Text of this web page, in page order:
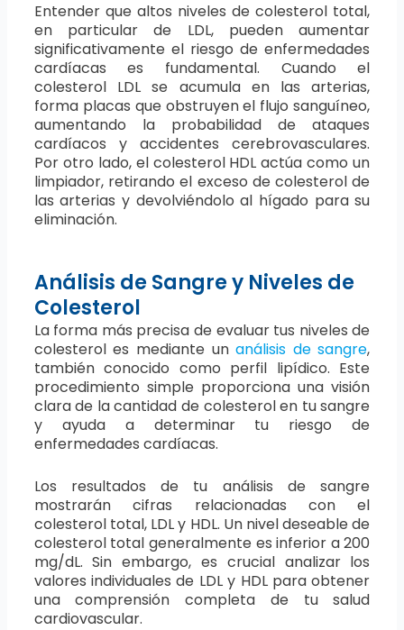
Entender que altos niveles de colesterol total,
en particular de LDL, pueden aumentar
significativamente el riesgo de enfermedades
cardíacas es fundamental. Cuando el
colesterol LDL se acumula en las arterias,
forma placas que obstruyen el flujo sanguíneo,
aumentando la probabilidad de ataques
cardíacos y accidentes cerebrovasculares.
Por otro lado, el colesterol HDL actúa como un
limpiador, retirando el exceso de colesterol de
las arterias y devolviéndolo al hígado para su
eliminación.
Análisis de Sangre y Niveles de
Colesterol
La forma más precisa de evaluar tus niveles de
colesterol es mediante unanálisis de sangre,
también conocido como perfil lipídico. Este
procedimiento simple proporciona una visión
clara de la cantidad de colesterol en tu sangre
y ayuda a determinar tu riesgo de
enfermedades cardíacas.
Los resultados de tu análisis de sangre
mostrarán cifras relacionadas con el
colesterol total, LDL y HDL. Un nivel deseable de
colesterol total generalmente es inferior a 200
mg/dL. Sin embargo, es crucial analizar los
valores individuales de LDL y HDL para obtener
una comprensión completa de tu salud
cardiovascular.